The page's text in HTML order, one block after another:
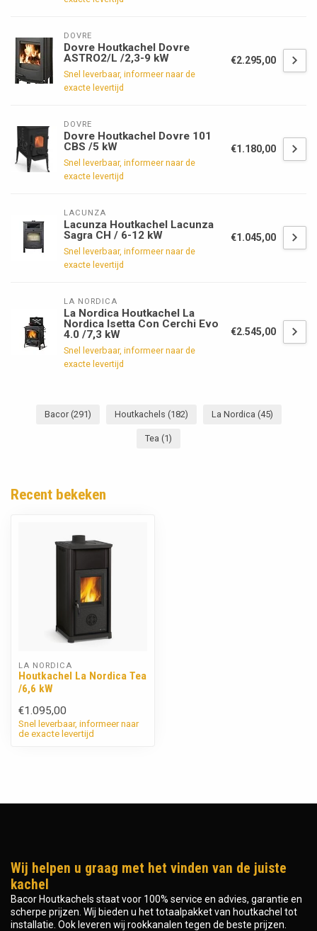
DOVRE
Dovre Houtkachel Dovre
ASTRO2/L /2,3-9 kW
Snel leverbaar, informeer naar de
exacte levertijd
€2.295,00
DOVRE
Dovre Houtkachel Dovre 101
CBS /5 kW
Snel leverbaar, informeer naar de
exacte levertijd
€1.180,00
LACUNZA
Lacunza Houtkachel Lacunza
Sagra CH / 6-12 kW
Snel leverbaar, informeer naar de
exacte levertijd
€1.045,00
LA NORDICA
La Nordica Houtkachel La
Nordica Isetta Con Cerchi Evo
4.0 /7,3 kW
Snel leverbaar, informeer naar de
exacte levertijd
€2.545,00
Bacor (291) Houtkachels (182) La Nordica (45)
Tea (1)
Recent bekeken
LA NORDICA
Houtkachel La Nordica Tea
/6,6 kW
€1.095,00
Snel leverbaar, informeer naar
de exacte levertijd
Wij helpen u graag met het vinden van de juiste
kachel
Bacor Houtkachels staat voor 100% service en advies, garantie en
scherpe prijzen. Wij bieden u het totaalpakket van houtkachel tot
installatie. Ook leveren wij rookkanalen tegen de beste prijzen.